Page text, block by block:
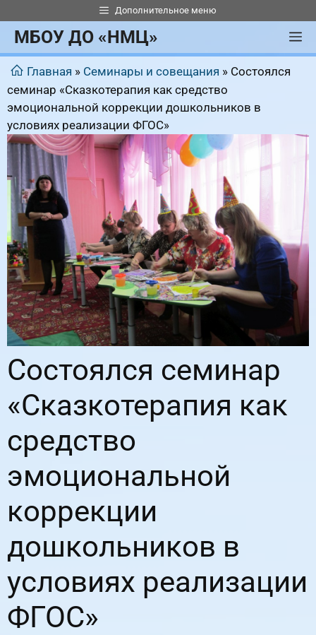
к
содержимому
Дополнительное меню
МБОУ ДО «НМЦ»
Главная » Семинары и совещания » Состоялся
семинар «Сказкотерапия как средство
эмоциональной коррекции дошкольников в
условиях реализации ФГОС»
Состоялся семинар
«Сказкотерапия как
средство
эмоциональной
коррекции
дошкольников в
условиях реализации
ФГОС»